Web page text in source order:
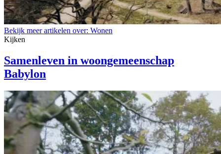
Bekijk meer artikelen over: Wonen
Kijken
Samenleven in woongemeenschap
Babylon